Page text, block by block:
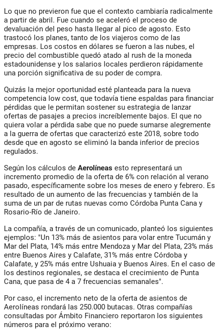
Lo que no previeron fue que el contexto cambiaría radicalmente
a partir de abril. Fue cuando se aceleró el proceso de
devaluación del peso hasta llegar al pico de agosto. Esto
trastocó los planes, tanto de los viajeros como de las
empresas. Los costos en dólares se fueron a las nubes, el
precio del combustible quedó atado al rush de la moneda
estadounidense y los salarios locales perdieron rápidamente
una porción significativa de su poder de compra.
Quizás la mejor oportunidad esté planteada para la nueva
competencia low cost, que todavía tiene espaldas para financiar
pérdidas que le permitan sostener su estrategia de lanzar
ofertas de pasajes a precios increíblemente bajos. El que no
quiera volar a pérdida sabe que no puede sumarse alegremente
a la guerra de ofertas que caracterizó este 2018, sobre todo
desde que en agosto se eliminó la banda inferior de precios
regulados.
Según los cálculos de Aerolíneas esto representará un
incremento promedio de la oferta de 6% con relación al verano
pasado, específicamente sobre los meses de enero y febrero. Es
resultado de un aumento de las frecuencias y también de la
suma de un par de rutas nuevas como Córdoba Punta Cana y
Rosario-Río de Janeiro.
La compañía, a través de un comunicado, planteó los siguientes
ejemplos: "Un 13% más de asientos para volar entre Tucumán y
Mar del Plata, 14% más entre Mendoza y Mar del Plata, 23% más
entre Buenos Aires y Calafate, 31% más entre Córdoba y
Calafate, y 25% más entre Ushuaia y Buenos Aires. En el caso de
los destinos regionales, se destaca el crecimiento de Punta
Cana, que pasa de 4 a 7 frecuencias semanales".
Por caso, el incremento neto de la oferta de asientos de
Aerolíneas rondará las 250.000 butacas. Otras compañías
consultadas por Ámbito Financiero reportaron los siguientes
números para el próximo verano: